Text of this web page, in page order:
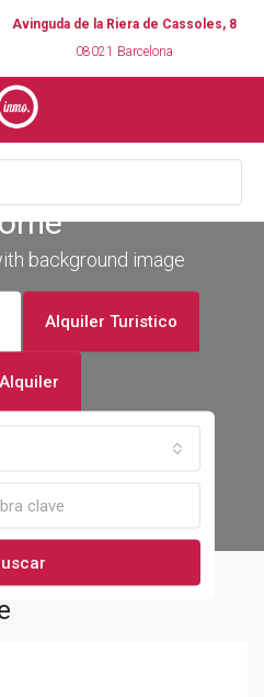
Avinguda de la Riera de Cassoles, 8
08021 Barcelona
Yourself at
background image
Alquiler Turistico